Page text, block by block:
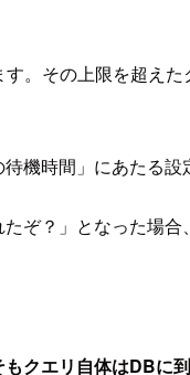
。その上限を超え
機時間」にあたる設
ぞ？」となった場
クエリ自体はDBに